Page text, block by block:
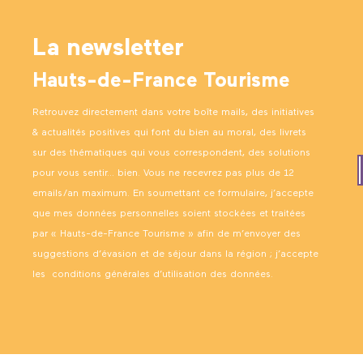
La newsletter
Hauts-de-France Tourisme
Retrouvez directement dans votre boîte mails, des initiatives
& actualités positives qui font du bien au moral, des livrets
sur des thématiques qui vous correspondent, des solutions
pour vous sentir… bien. Vous ne recevrez pas plus de 12
emails/an maximum. En soumettant ce formulaire, j’accepte
que mes données personnelles soient stockées et traitées
par « Hauts-de-France Tourisme » afin de m’envoyer des
suggestions d’évasion et de séjour dans la région ; j’accepte
les conditions générales d’utilisation des données.